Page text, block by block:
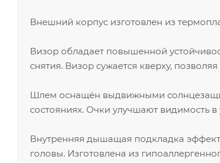
Внешний корпус изготовлен из
Визор обладает повышенной
снятия. Визор сужается кверху,
Шлем оснащён выдвижными
состояниях. Очки улучшают видимость
Внутренняя дышащая подкладка
головы. Изготовлена из